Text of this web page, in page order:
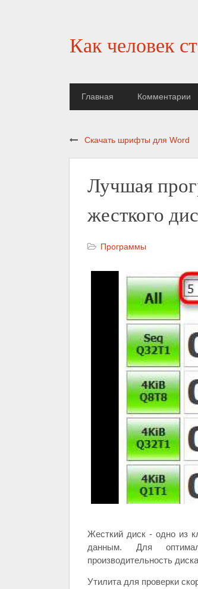
Как человек
Главная Комментарии
Скачать шрифты для Word
Лучшая
жесткого
Программы
Жесткий диск - одно из
данным. Для
производительность
Утилита для проверки